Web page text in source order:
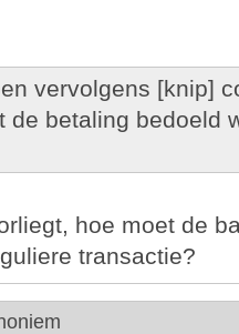
vervolgens [knip]
de betaling bedoeld
hoe moet de
transactie?